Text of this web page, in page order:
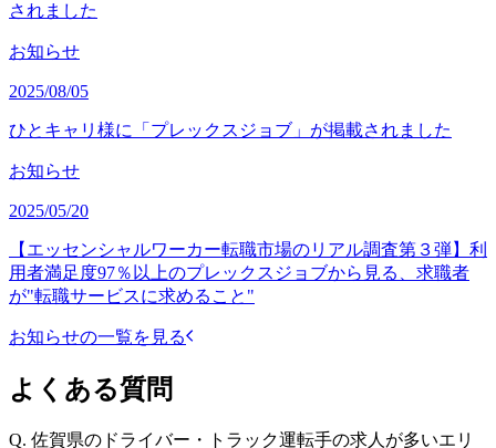
されました
お知らせ
2025/08/05
ひとキャリ様に「プレックスジョブ」が掲載されました
お知らせ
2025/05/20
【エッセンシャルワーカー転職市場のリアル調査第３弾】利
用者満足度97％以上のプレックスジョブから見る、求職者
が"転職サービスに求めること"
お知らせの一覧を見る
よくある質問
Q. 佐賀県のドライバー・トラック運転手の求人が多いエリ